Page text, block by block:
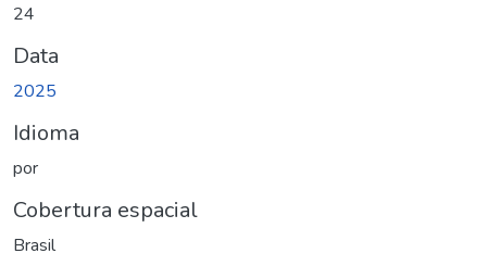
24
Data
2025
Idioma
por
Cobertura espacial
Brasil